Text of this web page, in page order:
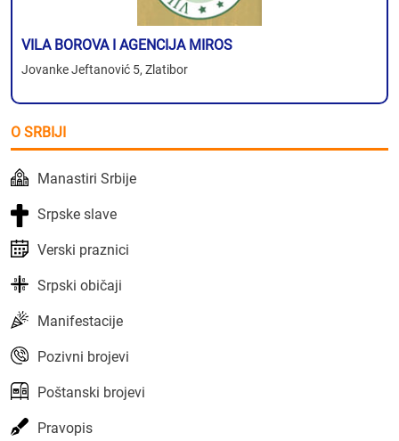
VILA BOROVA I AGENCIJA MIROS
Jovanke Jeftanović 5, Zlatibor
O SRBIJI
Manastiri Srbije
Srpske slave
Verski praznici
Srpski običaji
Manifestacije
Pozivni brojevi
Poštanski brojevi
Pravopis